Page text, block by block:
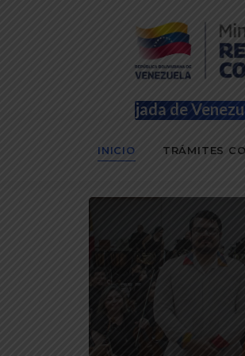
Embajada de
INICIO TRÁMITES